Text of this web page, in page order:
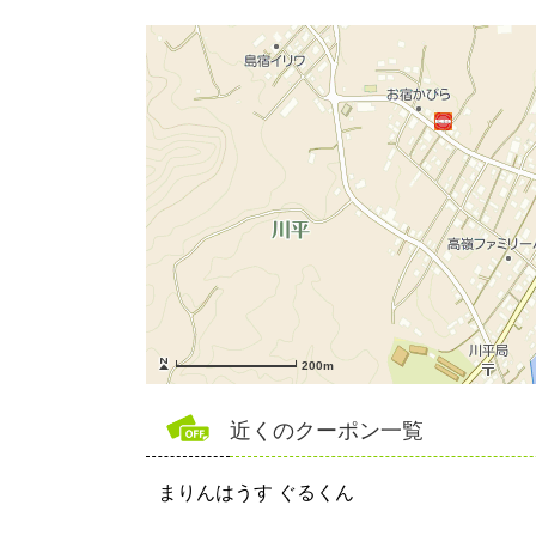
200m
近くのクーポン一覧
まりんはうす ぐるくん